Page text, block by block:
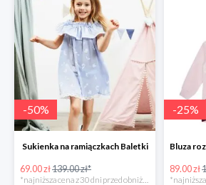
-50%
Sukienka na ramiączkach Baletki
69.00 zł139.00 zł*
-25%
89.00 zł